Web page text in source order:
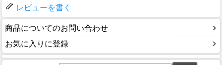
レビューを書く
商品についてのお問い合わせ
お気に入りに登録